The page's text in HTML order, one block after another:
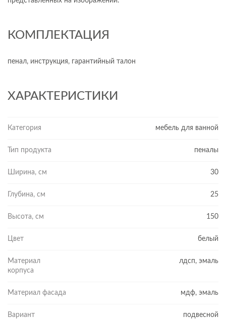
КОМПЛЕКТАЦИЯ
пенал, инструкция, гарантийный талон
ХАРАКТЕРИСТИКИ
Категория мебель для ванной
Тип продукта пеналы
Ширина, см 30
Глубина, см 25
Высота, см 150
Цвет белый
Материал
корпуса
лдсп, эмаль
Материал фасада мдф, эмаль
Вариант
подвесной